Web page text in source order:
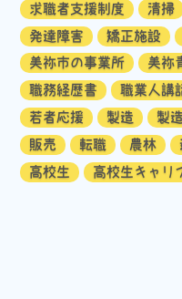
求職者支援制度
清掃
発達障害
矯正施設
美祢市の事業所
美祢
職務経歴書
職業人講
若者応援
製造 製
販売
転職 農林
高校生
高校生キャリ